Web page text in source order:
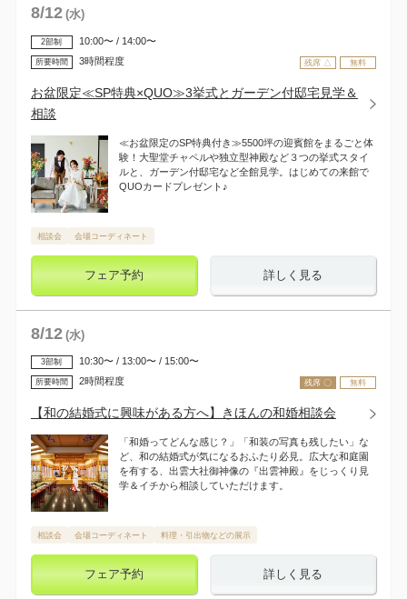
8/12 (水)
残席 △ 無料
2部制 10:00〜 / 14:00〜
所要時間 3時間程度
お盆限定≪SP特典×QUO≫3挙式とガーデン付邸宅見学＆
相談
≪お盆限定のSP特典付き≫5500坪の迎賓館をまるごと体
験！大聖堂チャペルや独立型神殿など３つの挙式スタイ
ルと、ガーデン付邸宅など全館見学。はじめての来館で
QUOカードプレゼント♪
相談会 会場コーディネート
フェア予約 詳しく見る
8/12 (水)
残席 〇 無料
3部制 10:30〜 / 13:00〜 / 15:00〜
所要時間 2時間程度
【和の結婚式に興味がある方へ】きほんの和婚相談会
「和婚ってどんな感じ？」「和装の写真も残したい」な
ど、和の結婚式が気になるおふたり必見。広大な和庭園
を有する、出雲大社御神像の『出雲神殿』をじっくり見
学＆イチから相談していただけます。
相談会 会場コーディネート 料理・引出物などの展示
フェア予約 詳しく見る